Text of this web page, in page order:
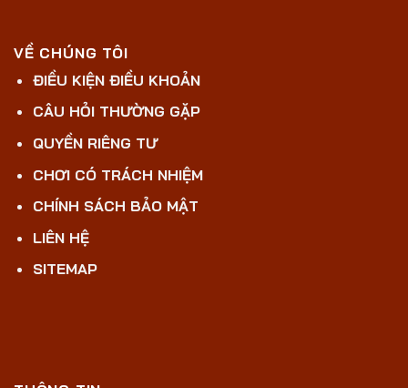
VỀ CHÚNG TÔI
ĐIỀU KIỆN ĐIỀU KHOẢN
CÂU HỎI THƯỜNG GẶP
QUYỀN RIÊNG TƯ
CHƠI CÓ TRÁCH NHIỆM
CHÍNH SÁCH BẢO MẬT
LIÊN HỆ
SITEMAP